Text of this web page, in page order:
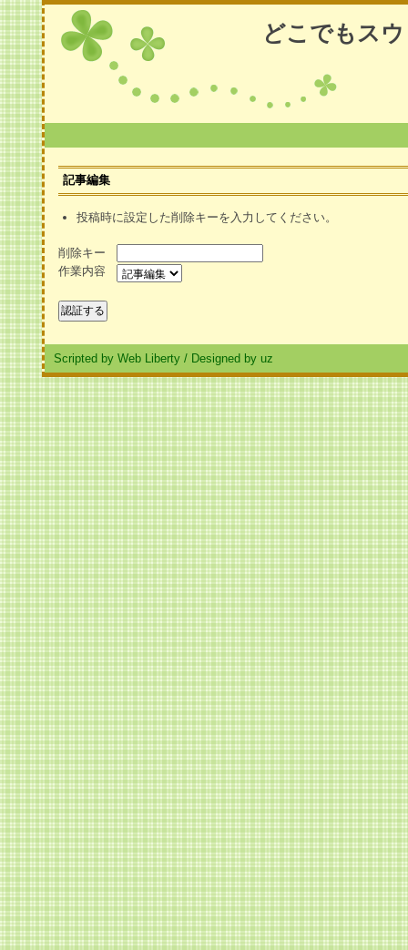
どこでもス
記事編集
投稿時に設定した削除キーを入力してください。
削除キー
作業内容
Scripted by Web Liberty / Designed by uz